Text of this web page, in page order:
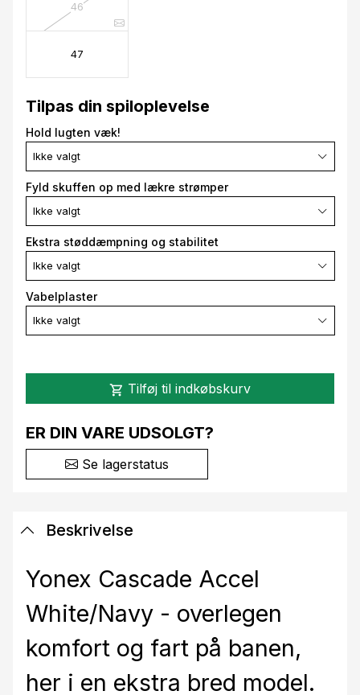
46
47
Tilpas din spiloplevelse
Hold lugten væk!
Ikke valgt
Fyld skuffen op med lækre strømper
Ikke valgt
Ekstra støddæmpning og stabilitet
Ikke valgt
Vabelplaster
Ikke valgt
shopping_cart Tilføj til indkøbskurv
ER DIN VARE UDSOLGT?
Se lagerstatus
Beskrivelse
Yonex Cascade Accel
White/Navy - overlegen
komfort og fart på banen,
her i en ekstra bred model.